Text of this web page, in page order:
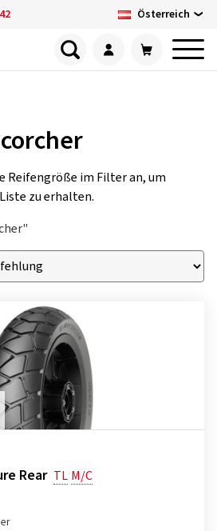
Österreich
Reifengröße im Filter an, um
zu erhalten.
Rear TL M/C